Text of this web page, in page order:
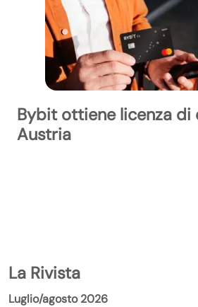
Bybit ottiene licenza di
Austria
La Rivista
Luglio/agosto 2026